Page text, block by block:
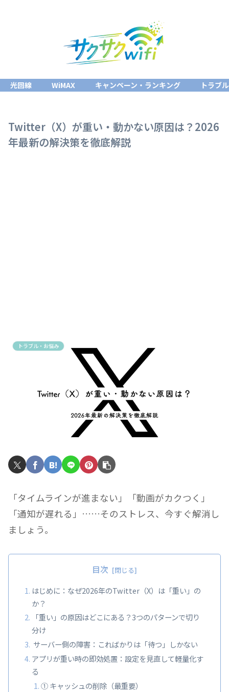
光回線 WiMAX キャンペーン・ランキング トラブ
Twitter（X）が重い・動かない原因は？2026
年最新の解決策を徹底解説
トラブル・お悩み
「タイムラインが進まない」「動画がカクつく」
「通知が遅れる」……そのストレス、今すぐ解消し
ましょう。
目次
はじめに：なぜ2026年のTwitter（X）は「重い」の
か？
「重い」の原因はどこにある？3つのパターンで切り
分け
サーバー側の障害：こればかりは「待つ」しかない
アプリが重い時の即効処置：設定を見直して軽量化す
る
① キャッシュの削除（最重要）